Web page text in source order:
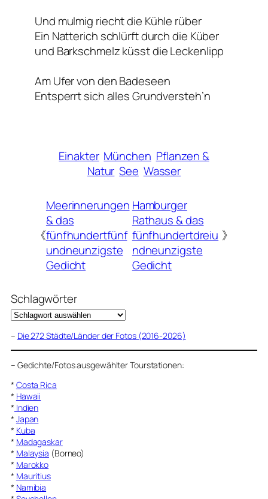
Und mulmig riecht die Kühle rüber
Ein Natterich schlürft durch die Küber
und Barkschmelz küsst die Leckenlipp
Am Ufer von den Badeseen
Entsperrt sich alles Grundversteh’n
Einakter München Pflanzen &
Natur See Wasser
《
Meerinnerungen
& das
fünfhundertfünf
undneunzigste
Gedicht
Hamburger
Rathaus & das
fünfhundertdreiu
ndneunzigste
Gedicht
》
Schlagwörter
– Die 272 Städte/Länder der Fotos (2016-2026)
– Gedichte/Fotos ausgewählter Tourstationen:
* Costa Rica
* Hawaii
* Indien
* Japan
* Kuba
* Madagaskar
* Malaysia (Borneo)
* Marokko
* Mauritius
* Namibia